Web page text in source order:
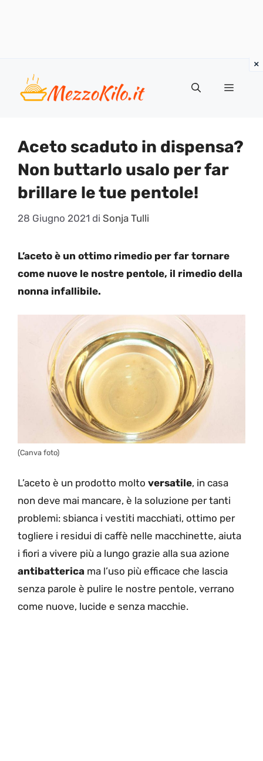
contenuto
Menu
Aceto scaduto in dispensa?
Non buttarlo usalo per far
brillare le tue pentole!
28 Giugno 2021 di Sonja Tulli
L’aceto è un ottimo rimedio per far tornare
come nuove le nostre pentole, il rimedio della
nonna infallibile.
(Canva foto)
L’aceto è un prodotto molto versatile, in casa
non deve mai mancare, è la soluzione per tanti
problemi: sbianca i vestiti macchiati, ottimo per
togliere i residui di caffè nelle macchinette, aiuta
i fiori a vivere più a lungo grazie alla sua azione
antibatterica ma l’uso più efficace che lascia
senza parole è pulire le nostre pentole, verrano
come nuove, lucide e senza macchie.